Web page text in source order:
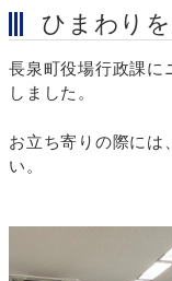
ひまわり
長泉町役場行政課に
しました。
お立ち寄りの際には
い。